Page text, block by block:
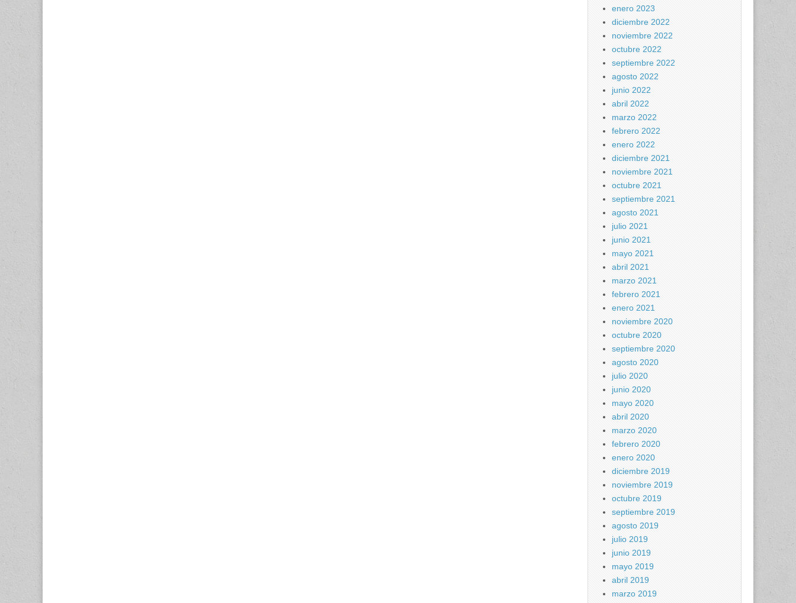
enero 2023
diciembre 2022
noviembre 2022
octubre 2022
septiembre 2022
agosto 2022
junio 2022
abril 2022
marzo 2022
febrero 2022
enero 2022
diciembre 2021
noviembre 2021
octubre 2021
septiembre 2021
agosto 2021
julio 2021
junio 2021
mayo 2021
abril 2021
marzo 2021
febrero 2021
enero 2021
noviembre 2020
octubre 2020
septiembre 2020
agosto 2020
julio 2020
junio 2020
mayo 2020
abril 2020
marzo 2020
febrero 2020
enero 2020
diciembre 2019
noviembre 2019
octubre 2019
septiembre 2019
agosto 2019
julio 2019
junio 2019
mayo 2019
abril 2019
marzo 2019